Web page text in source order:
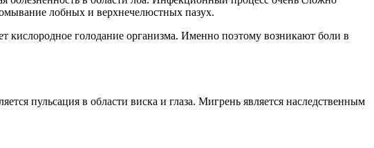
лобных и верхнечелюстных пазух.
кислородное голодание организма. Именно поэтому возникают боли в
пульсация в области виска и глаза. Мигрень является наследственным